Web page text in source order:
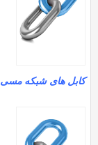
کابل های شبکه مسی